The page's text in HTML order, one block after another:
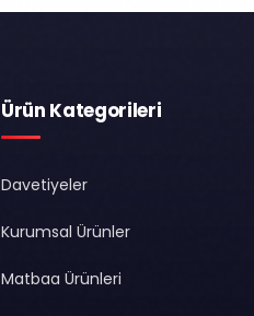
Ürün Kategorileri
Davetiyeler
Kurumsal Ürünler
Matbaa Ürünleri